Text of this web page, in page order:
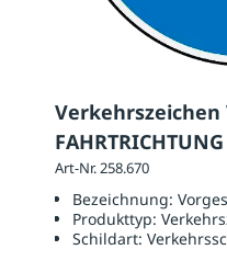
Verkehrszeichen
Art-Nr. 258.670
Bezeichnung:
Produkttyp:
Schildart: